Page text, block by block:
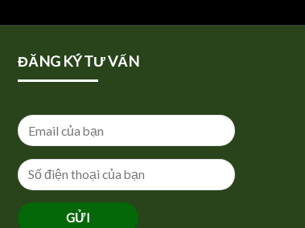
ĐĂNG KÝ TƯ VẤN